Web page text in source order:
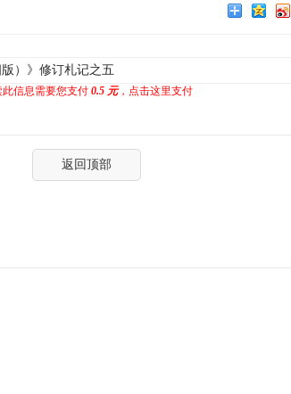
）》修订札记之五
此信息需要您支付 0.5 元，点击这里支付
返回顶部